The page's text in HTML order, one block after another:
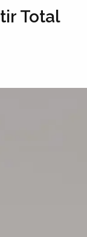
Total